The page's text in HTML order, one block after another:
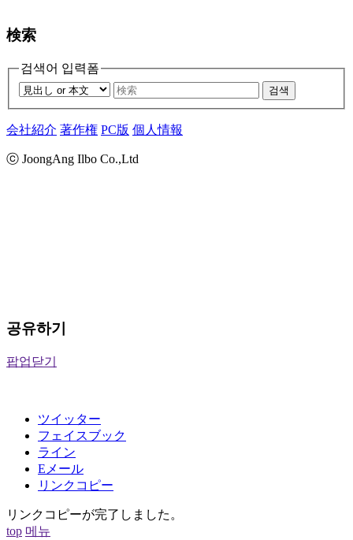
検索
검색어 입력폼
검색
会社紹介 著作権 PC版 個人情報
ⓒ JoongAng Ilbo Co.,Ltd
공유하기
팝업닫기
ツイッター
フェイスブック
ライン
Eメール
リンクコピー
リンクコピーが完了しました。
top 메뉴